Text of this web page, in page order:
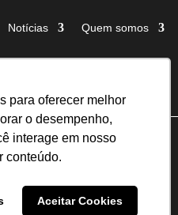
para oferecer melhor
o desempenho,
interage em nosso
conteúdo.
Aceitar Cookies
Notícias Quem somos